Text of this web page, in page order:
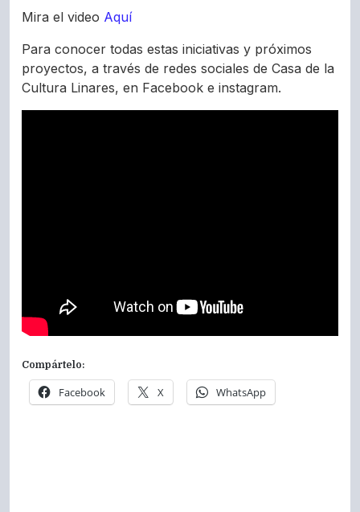
Mira el video Aquí
Para conocer todas estas iniciativas y próximos
proyectos, a través de redes sociales de Casa de la
Cultura Linares, en Facebook e instagram.
Compártelo:
Facebook X WhatsApp